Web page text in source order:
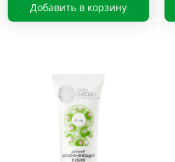
Добавить в корзину